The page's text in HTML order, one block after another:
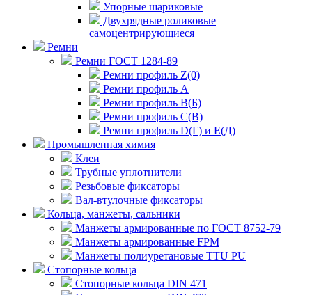
Упорные шариковые
Двухрядные роликовые
самоцентрирующиеся
Ремни
Ремни ГОСТ 1284-89
Ремни профиль Z(0)
Ремни профиль А
Ремни профиль В(Б)
Ремни профиль С(В)
Ремни профиль D(Г) и E(Д)
Промышленная химия
Клеи
Трубные уплотнители
Резьбовые фиксаторы
Вал-втулочные фиксаторы
Кольца, манжеты, сальники
Манжеты армированные по ГОСТ 8752-79
Манжеты армированные FPM
Манжеты полиуретановые TTU PU
Стопорные кольца
Стопорные кольца DIN 471